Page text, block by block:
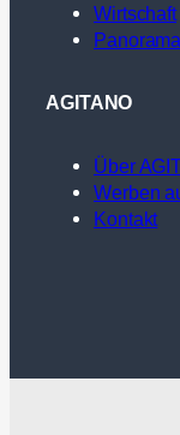
Wirtschaft
Panorama
AGITANO
Über
Werben
Kontakt